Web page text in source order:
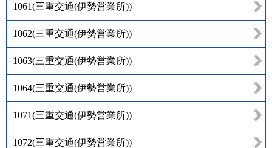
1061(三重交通(伊勢営業所))
1062(三重交通(伊勢営業所))
1063(三重交通(伊勢営業所))
1064(三重交通(伊勢営業所))
1071(三重交通(伊勢営業所))
1072(三重交通(伊勢営業所))